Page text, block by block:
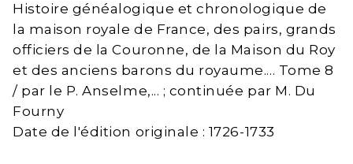
Histoire généalogique et chronologique de
la maison royale de France, des pairs, grands
officiers de la Couronne, de la Maison du Roy
et des anciens barons du royaume.... Tome 8
/ par le P. Anselme,... ; continuée par M. Du
Fourny
Date de l'édition originale : 1726-1733